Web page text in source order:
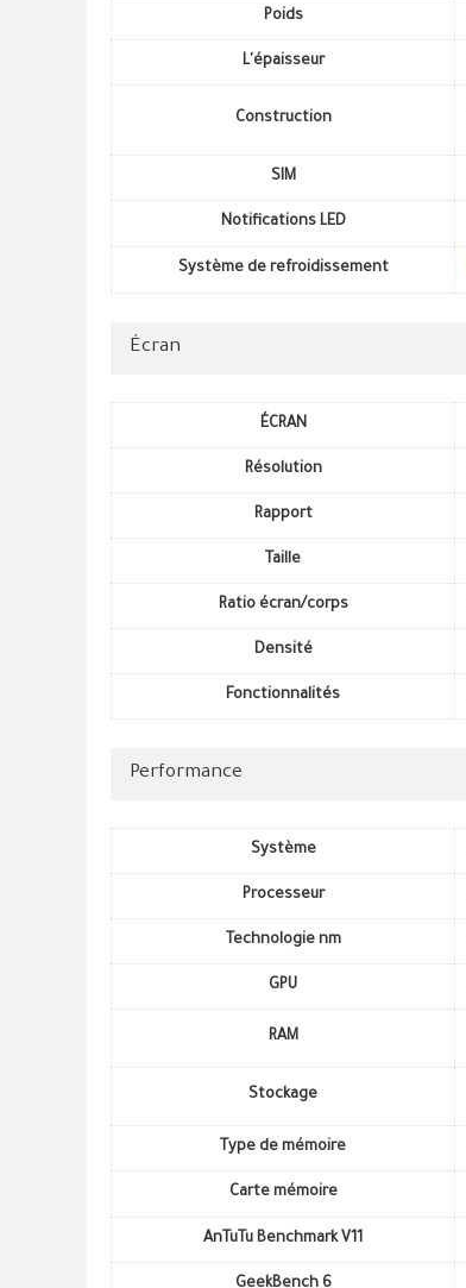
Poids
L'épaisseur
Construction
SIM
Notifications LED
Système de refroidissement
Écran
ÉCRAN
Résolution
Rapport
Taille
Ratio écran/corps
Densité
Fonctionnalités
Performance
Système
Processeur
Technologie nm
GPU
RAM
Stockage
Type de mémoire
Carte mémoire
AnTuTu Benchmark V11